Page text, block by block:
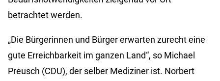
betrachtet werden.
„Die Bürgerinnen und Bürger erwarten zurecht eine
gute Erreichbarkeit im ganzen Land“, so Michael
Preusch (CDU), der selber Mediziner ist. Norbert